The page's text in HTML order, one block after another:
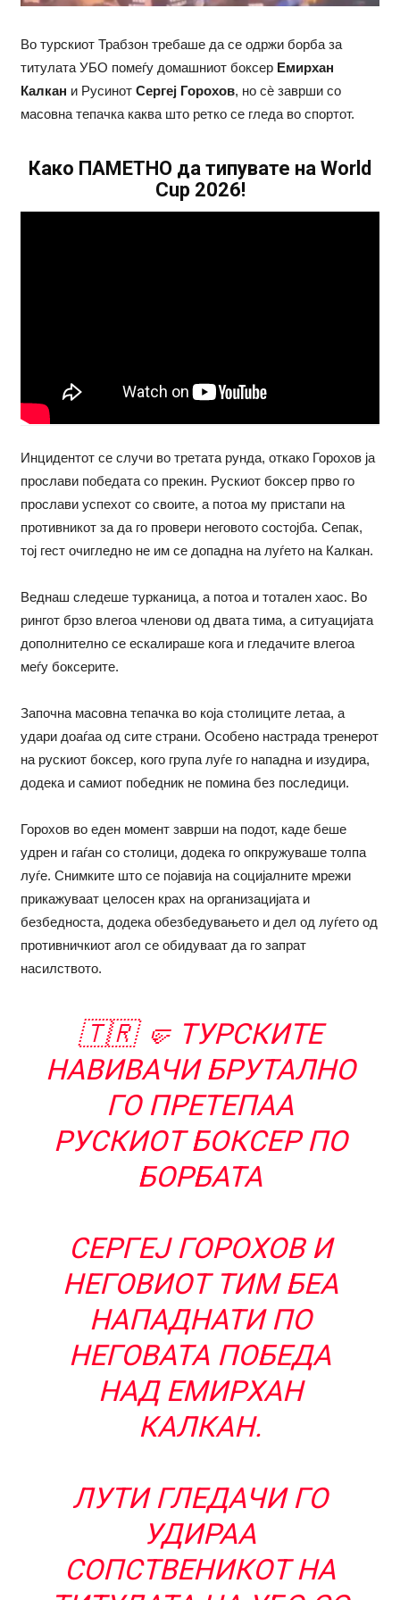
Во турскиот Трабзон требаше да се одржи борба за
титулата УБО помеѓу домашниот боксер Емирхан
Калкан и Русинот Сергеј Горохов, но сѐ заврши со
масовна тепачка каква што ретко се гледа во спортот.
Како ПАМЕТНО да типувате на World
Cup 2026!
Инцидентот се случи во третата рунда, откако Горохов ја
прослави победата со прекин. Рускиот боксер прво го
прослави успехот со своите, а потоа му пристапи на
противникот за да го провери неговото состојба. Сепак,
тој гест очигледно не им се допадна на луѓето на Калкан.
Веднаш следеше турканица, а потоа и тотален хаос. Во
рингот брзо влегоа членови од двата тима, а ситуацијата
дополнително се ескалираше кога и гледачите влегоа
меѓу боксерите.
Започна масовна тепачка во која столиците летаа, а
удари доаѓаа од сите страни. Особено настрада тренерот
на рускиот боксер, кого група луѓе го нападна и изудира,
додека и самиот победник не помина без последици.
Горохов во еден момент заврши на подот, каде беше
удрен и гаѓан со столици, додека го опкружуваше толпа
луѓе. Снимките што се појавија на социјалните мрежи
прикажуваат целосен крах на организацијата и
безбедноста, додека обезбедувањето и дел од луѓето од
противничкиот агол се обидуваат да го запрат
насилството.
🇹🇷 🤛 ТУРСКИТЕ
НАВИВАЧИ БРУТАЛНО
ГО ПРЕТЕПАА
РУСКИОТ БОКСЕР ПО
БОРБАТА
СЕРГЕЈ ГОРОХОВ И
НЕГОВИОТ ТИМ БЕА
НАПАДНАТИ ПО
НЕГОВАТА ПОБЕДА
НАД ЕМИРХАН
КАЛКАН.
ЛУТИ ГЛЕДАЧИ ГО
УДИРАА
СОПСТВЕНИКОТ НА